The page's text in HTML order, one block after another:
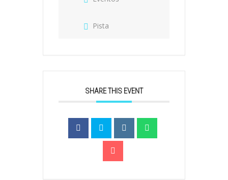
Pista
SHARE THIS EVENT